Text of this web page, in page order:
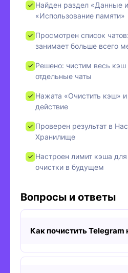
Найден раздел «Данные
«Использование памяти»
Просмотрен список
занимает больше всего
Решено: чистим весь кэш
отдельные чаты
Нажата «Очистить кэш»
действие
Проверен результат в
Хранилище
Настроен лимит кэша
очистки в будущем
Вопросы и ответы
Как почистить Telegram